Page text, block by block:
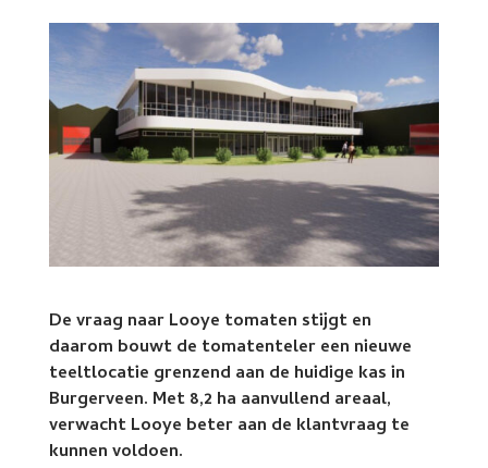
De vraag naar Looye tomaten stijgt en
daarom bouwt de tomatenteler een nieuwe
teeltlocatie grenzend aan de huidige kas in
Burgerveen. Met 8,2 ha aanvullend areaal,
verwacht Looye beter aan de klantvraag te
kunnen voldoen.